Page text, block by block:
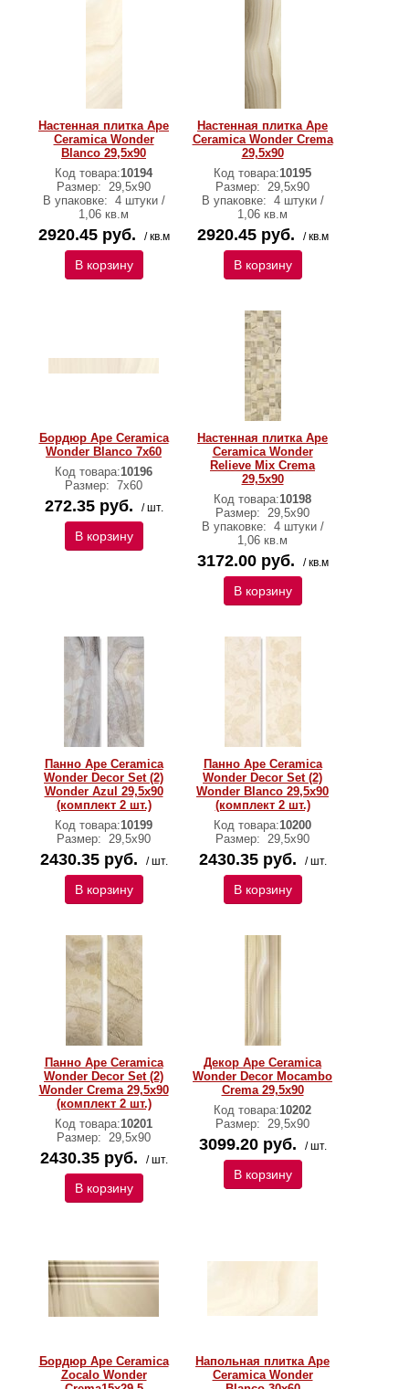
Настенная плитка Ape
Ceramica Wonder
Blanco 29,5х90
Код товара:10194
Размер: 29,5х90
В упаковке: 4 штуки /
1,06 кв.м
2920.45 руб. / кв.м
В корзину
Настенная плитка Ape
Ceramica Wonder Crema
29,5х90
Код товара:10195
Размер: 29,5х90
В упаковке: 4 штуки /
1,06 кв.м
2920.45 руб. / кв.м
В корзину
Бордюр Ape Ceramica
Wonder Blanco 7х60
Код товара:10196
Размер: 7х60
272.35 руб. / шт.
В корзину
Настенная плитка Ape
Ceramica Wonder
Relieve Mix Crema
29,5х90
Код товара:10198
Размер: 29,5х90
В упаковке: 4 штуки /
1,06 кв.м
3172.00 руб. / кв.м
В корзину
Панно Ape Ceramica
Wonder Decor Set (2)
Wonder Azul 29,5х90
(комплект 2 шт.)
Код товара:10199
Размер: 29,5х90
2430.35 руб. / шт.
В корзину
Панно Ape Ceramica
Wonder Decor Set (2)
Wonder Blanco 29,5х90
(комплект 2 шт.)
Код товара:10200
Размер: 29,5х90
2430.35 руб. / шт.
В корзину
Панно Ape Ceramica
Wonder Decor Set (2)
Wonder Crema 29,5х90
(комплект 2 шт.)
Код товара:10201
Размер: 29,5х90
2430.35 руб. / шт.
В корзину
Декор Ape Ceramica
Wonder Decor Mocambo
Crema 29,5х90
Код товара:10202
Размер: 29,5х90
3099.20 руб. / шт.
В корзину
Бордюр Ape Ceramica
Zocalo Wonder
Напольная плитка Ape
Ceramica Wonder